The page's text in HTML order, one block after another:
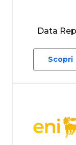
Data
Scopri